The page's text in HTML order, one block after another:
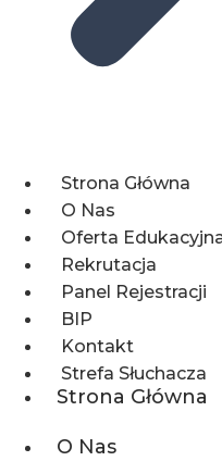
Strona Główna
O Nas
Oferta
Rekrutacja
Panel Rejestracji
BIP
Kontakt
Strefa Słuchacza
Strona Główna
O Nas